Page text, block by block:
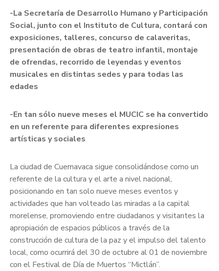
-La Secretaría de Desarrollo Humano y Participación
Social, junto con el Instituto de Cultura, contará con
exposiciones, talleres, concurso de calaveritas,
presentación de obras de teatro infantil, montaje
de ofrendas, recorrido de leyendas y eventos
musicales en distintas sedes y para todas las
edades
-En tan sólo nueve meses el MUCIC se ha convertido
en un referente para diferentes expresiones
artísticas y sociales
La ciudad de Cuernavaca sigue consolidándose como un
referente de la cultura y el arte a nivel nacional,
posicionando en tan solo nueve meses eventos y
actividades que han volteado las miradas a la capital
morelense, promoviendo entre ciudadanos y visitantes la
apropiación de espacios públicos a través de la
construcción de cultura de la paz y el impulso del talento
local, como ocurrirá del 30 de octubre al 01 de noviembre
con el Festival de Día de Muertos “Mictlán”.